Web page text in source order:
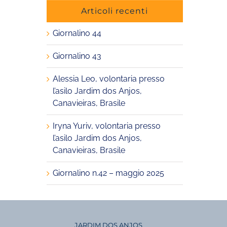
Articoli recenti
Giornalino 44
Giornalino 43
Alessia Leo, volontaria presso
l’asilo Jardim dos Anjos,
Canavieiras, Brasile
Iryna Yuriv, volontaria presso
l’asilo Jardim dos Anjos,
Canavieiras, Brasile
Giornalino n.42 – maggio 2025
JARDIM DOS ANJOS